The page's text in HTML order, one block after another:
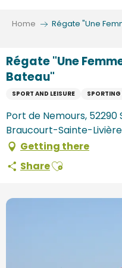
Home Régate "Une
Régate "Une
Bateau"
SPORT AND LEISURE
Port de Nemours,
Braucourt-Sainte-Livière
Getting there
ShareAjouter aux